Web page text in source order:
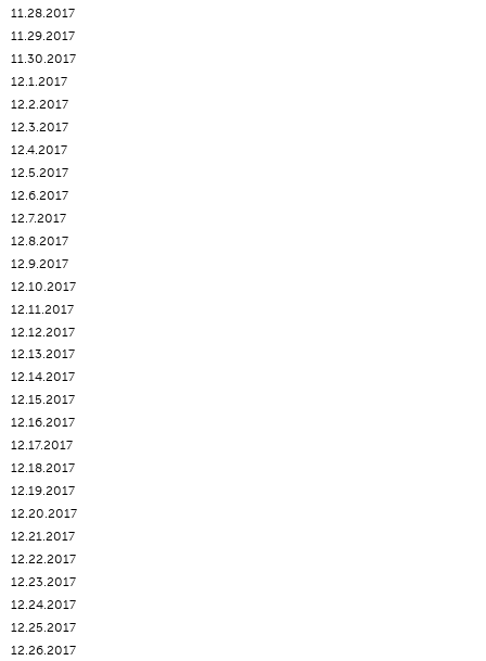
11.28.2017
11.29.2017
11.30.2017
12.1.2017
12.2.2017
12.3.2017
12.4.2017
12.5.2017
12.6.2017
12.7.2017
12.8.2017
12.9.2017
12.10.2017
12.11.2017
12.12.2017
12.13.2017
12.14.2017
12.15.2017
12.16.2017
12.17.2017
12.18.2017
12.19.2017
12.20.2017
12.21.2017
12.22.2017
12.23.2017
12.24.2017
12.25.2017
12.26.2017